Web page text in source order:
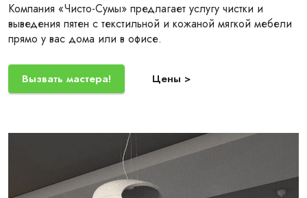
Компания «Чисто-Сумы» предлагает услугу чистки и
выведения пятен с текстильной и кожаной мягкой мебели
прямо у вас дома или в офисе.
Вызвать мастера! Цены >